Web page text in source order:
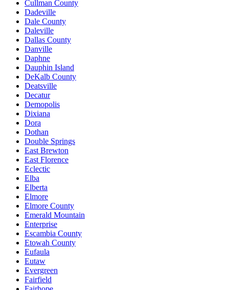
Cullman County
Dadeville
Dale County
Daleville
Dallas County
Danville
Daphne
Dauphin Island
DeKalb County
Deatsville
Decatur
Demopolis
Dixiana
Dora
Dothan
Double Springs
East Brewton
East Florence
Eclectic
Elba
Elberta
Elmore
Elmore County
Emerald Mountain
Enterprise
Escambia County
Etowah County
Eufaula
Eutaw
Evergreen
Fairfield